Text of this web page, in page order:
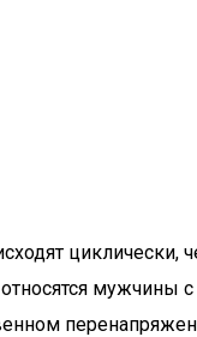
циклически,
мужчины